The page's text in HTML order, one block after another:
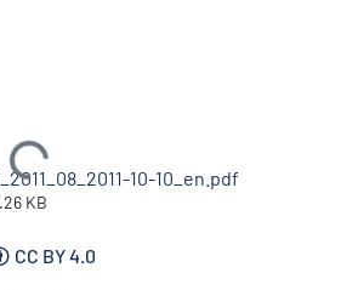
10-10_en.pdf
KB
CC BY 4.0